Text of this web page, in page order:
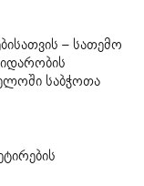
– სათემო
საბჭოთა